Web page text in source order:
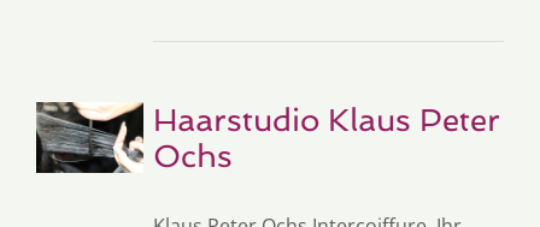
Haarstudio Klaus Peter
Ochs